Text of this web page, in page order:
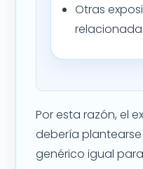
Otras
Por esta razón, el
debería
genérico igual